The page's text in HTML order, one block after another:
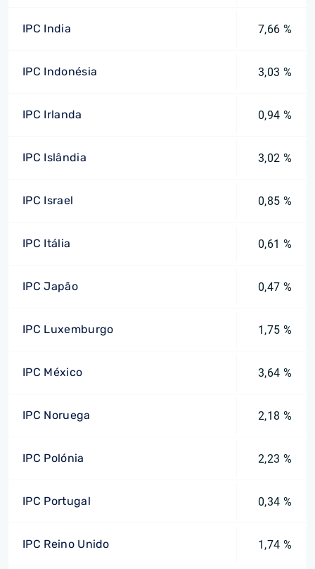
IPC India 7,66 %
IPC Indonésia 3,03 %
IPC Irlanda 0,94 %
IPC Islândia 3,02 %
IPC Israel 0,85 %
IPC Itália 0,61 %
IPC Japão 0,47 %
IPC Luxemburgo 1,75 %
IPC México 3,64 %
IPC Noruega 2,18 %
IPC Polónia 2,23 %
IPC Portugal 0,34 %
IPC Reino Unido 1,74 %